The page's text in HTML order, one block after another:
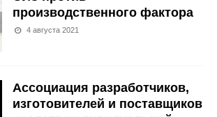
производственного фактора
4 августа 2021
Ассоциация разработчиков,
изготовителей и поставщиков